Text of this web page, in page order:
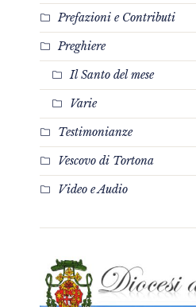
Prefazioni e Contributi
Preghiere
Il Santo del mese
Varie
Testimonianze
Vescovo di Tortona
Video e Audio